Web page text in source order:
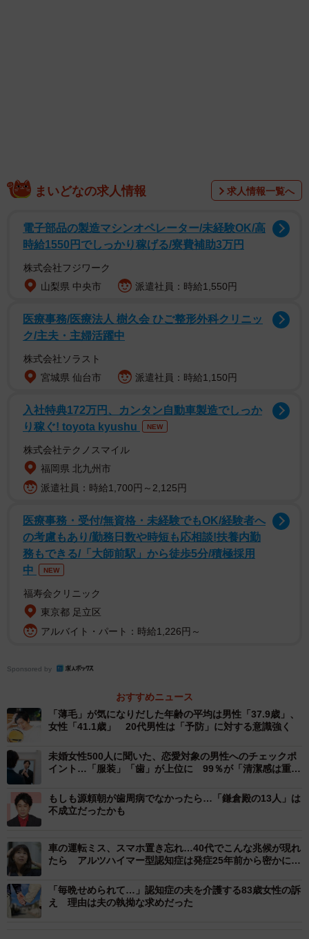
今のご自身の頭皮について、どのように感じますか？（提供画像）
頭皮が硬いと薄毛になりやすいと思いますか？（提供画像）
16.3％・硬い43.0％）と回答。
また、「頭皮が硬いと薄毛になりやすいと思いますか」と
聞いたところ、73.0%の人が「薄毛になりやすいと思う」
（とてもそう思う33.4％・思う39.6％）と回答し、多くの
薄毛男性が、「薄毛」と「頭皮の硬さ」に相関があると考
えていることが分かりました。
まいどなの求人情報 求人情報一覧へ
電子部品の製造マシンオペレーター/未経験OK/高
時給1550円でしっかり稼げる/寮費補助3万円
株式会社フジワーク
山梨県 中央市
派遣社員：時給1,550円
医療事務/医療法人 樹久会 ひご整形外科クリニッ
ク/主夫・主婦活躍中
株式会社ソラスト
宮城県 仙台市
派遣社員：時給1,150円
入社特典172万円、カンタン自動車製造でしっか
り稼ぐ! toyota kyushu
NEW
株式会社テクノスマイル
福岡県 北九州市
派遣社員：時給1,700円～2,125円
医療事務・受付/無資格・未経験でもOK/経験者へ
の考慮もあり/勤務日数や時短も応相談!扶養内勤
務もできる/「大師前駅」から徒歩5分/積極採用
中
NEW
福寿会クリニック
東京都 足立区
アルバイト・パート：時給1,226円～
Sponsored by
おすすめニュース
「薄毛」が気になりだした年齢の平均は男性「37.9歳」、
女性「41.1歳」 20代男性は「予防」に対する意識強く
未婚女性500人に聞いた、恋愛対象の男性へのチェックポ
イント…「服装」「歯」が上位に 99％が「清潔感は重
もしも源頼朝が歯周病でなかったら…「鎌倉殿の13人」は
不成立だったかも
車の運転ミス、スマホ置き忘れ…40代でこんな兆候が現れ
たら アルツハイマー型認知症は発症25年前から密かに進
「毎晩せめられて…」認知症の夫を介護する83歳女性の訴
え 理由は夫の執拗な求めだった